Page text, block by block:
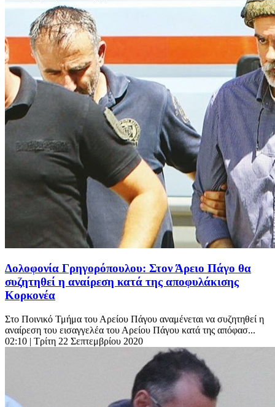
Δολοφονία Γρηγορόπουλου: Στον Άρειο Πάγο θα
συζητηθεί η αναίρεση κατά της αποφυλάκισης
Κορκονέα
Στο Ποινικό Τμήμα του Αρείου Πάγου αναμένεται να συζητηθεί η
αναίρεση του εισαγγελέα του Αρείου Πάγου κατά της απόφασ...
02:10 | Τρίτη 22 Σεπτεμβρίου 2020